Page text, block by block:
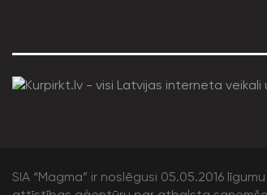
SIA “Magma” ir noslēgusi 05.05.2016